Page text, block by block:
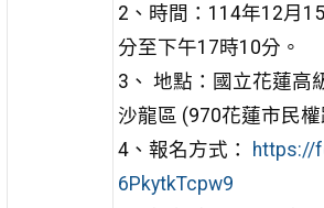
2、時間：114年12月
分至下午17時10分。
3、 地點：國立花蓮高
沙龍區 (970花蓮市民權
4、報名方式：
https://
6PkytkTcpw9